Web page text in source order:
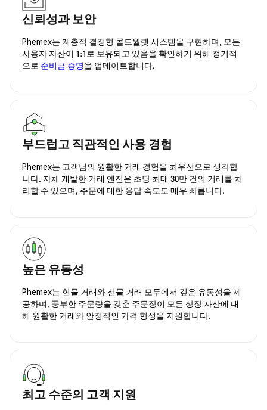
신뢰성과 보안
Phemex는 계층적 결정형 콜드월렛 시스템을 구현하며, 모든
사용자 자산이 1:1로 보유되고 있음을 확인하기 위해 정기적
으로 준비금 증명을 업데이트합니다.
부드럽고 직관적인 사용 경험
Phemex는 고객님의 원활한 거래 경험을 최우선으로 생각합
니다. 자체 개발한 거래 엔진은 초당 최대 30만 건의 거래를 처
리할 수 있으며, 주문에 대한 응답 속도도 매우 빠릅니다.
높은 유동성
Phemex는 현물 거래와 선물 거래 모두에서 깊은 유동성을 제
공하며, 풍부한 주문량을 갖춘 주문장이 모든 상장 자산에 대
해 원활한 거래와 안정적인 가격 형성을 지원합니다.
최고 수준의 고객 지원